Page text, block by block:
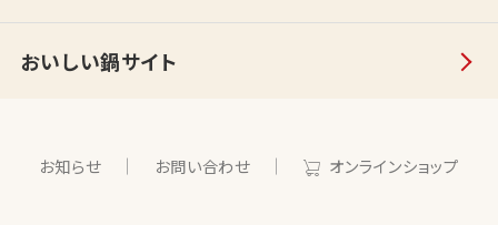
おいしい鍋サイト
お知らせ お問い合わせ オンラインショップ